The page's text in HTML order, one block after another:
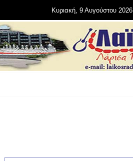
Κυριακή, 9 Αυγούστου 2026